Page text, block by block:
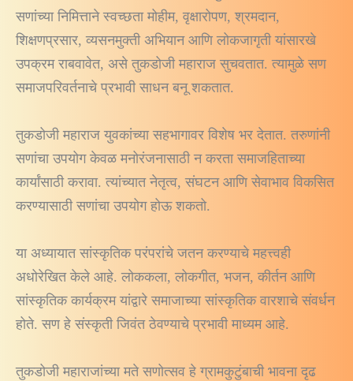
सणांच्या निमित्ताने स्वच्छता मोहीम, वृक्षारोपण, श्रमदान,
शिक्षणप्रसार, व्यसनमुक्ती अभियान आणि लोकजागृती यांसारखे
उपक्रम राबवावेत, असे तुकडोजी महाराज सुचवतात. त्यामुळे सण
समाजपरिवर्तनाचे प्रभावी साधन बनू शकतात.
तुकडोजी महाराज युवकांच्या सहभागावर विशेष भर देतात. तरुणांनी
सणांचा उपयोग केवळ मनोरंजनासाठी न करता समाजहिताच्या
कार्यांसाठी करावा. त्यांच्यात नेतृत्व, संघटन आणि सेवाभाव विकसित
करण्यासाठी सणांचा उपयोग होऊ शकतो.
या अध्यायात सांस्कृतिक परंपरांचे जतन करण्याचे महत्त्वही
अधोरेखित केले आहे. लोककला, लोकगीत, भजन, कीर्तन आणि
सांस्कृतिक कार्यक्रम यांद्वारे समाजाच्या सांस्कृतिक वारशाचे संवर्धन
होते. सण हे संस्कृती जिवंत ठेवण्याचे प्रभावी माध्यम आहे.
तुकडोजी महाराजांच्या मते सणोत्सव हे ग्रामकुटुंबाची भावना दृढ